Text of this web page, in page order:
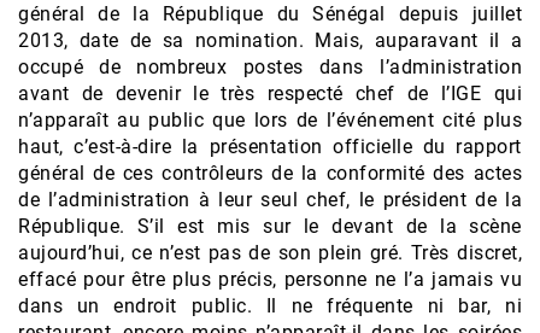
général de la République du Sénégal depuis juillet
2013, date de sa nomination. Mais, auparavant il a
occupé de nombreux postes dans l’administration
avant de devenir le très respecté chef de l’IGE qui
n’apparaît au public que lors de l’événement cité plus
haut, c’est-à-dire la présentation officielle du rapport
général de ces contrôleurs de la conformité des actes
de l’administration à leur seul chef, le président de la
République. S’il est mis sur le devant de la scène
aujourd’hui, ce n’est pas de son plein gré. Très discret,
effacé pour être plus précis, personne ne l’a jamais vu
dans un endroit public. Il ne fréquente ni bar, ni